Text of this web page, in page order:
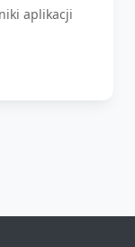
aplikacji